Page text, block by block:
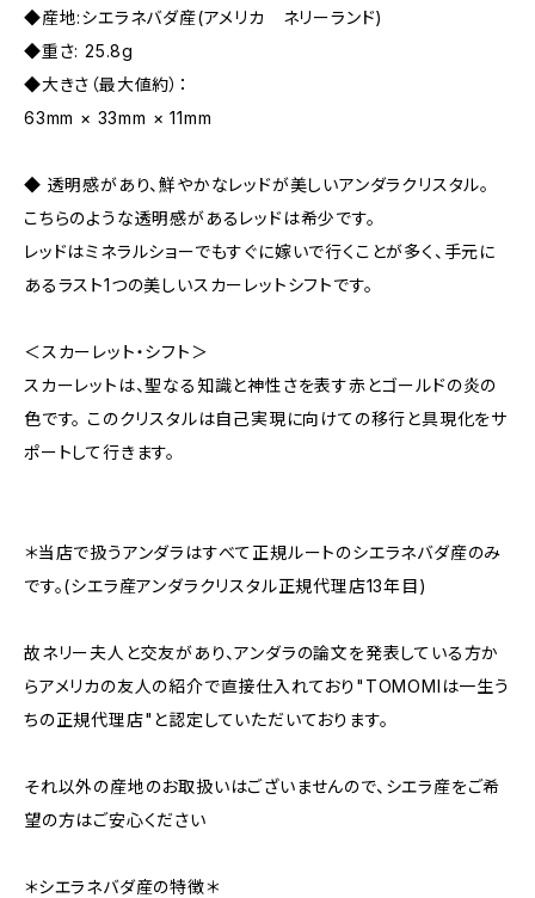
◆産地:シエラネバダ産(アメリカ ネリーランド)
◆重さ: 25.8g
◆大きさ（最大値約）：
63mm × 33mm × 11mm
◆ 透明感があり、鮮やかなレッドが美しいアンダラクリスタル。
こちらのような透明感があるレッドは希少です。
レッドはミネラルショーでもすぐに嫁いで行くことが多く、手元に
あるラスト1つの美しいスカーレットシフトです。
＜スカーレット・シフト＞
スカーレットは、聖なる知識と神性さを表す赤とゴールドの炎の
色です。 このクリスタルは自己実現に向けての移行と具現化をサ
ポートして行きます。
＊当店で扱うアンダラはすべて正規ルートのシエラネバダ産のみ
です。(シエラ産アンダラクリスタル正規代理店13年目)
故ネリー夫人と交友があり、アンダラの論文を発表している方か
らアメリカの友人の紹介で直接仕入れており"TOMOMIは一生う
ちの正規代理店"と認定していただいております。
それ以外の産地のお取扱いはございませんので、シエラ産をご希
望の方はご安心ください
＊シエラネバダ産の特徴＊